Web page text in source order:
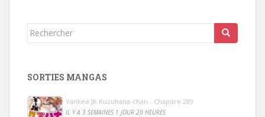
Rechercher...
SORTIES MANGAS
Yankee JK Kuzuhana-chan - Chapitre 289
IL Y A 3 SEMAINES 1 JOUR 20 HEURES